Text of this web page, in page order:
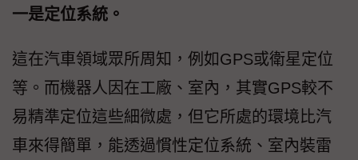
一是定位系統。
這在汽車領域眾所周知，例如GPS或衛星定位
等。而機器人因在工廠、室內，其實GPS較不
易精準定位這些細微處，但它所處的環境比汽
車來得簡單，能透過慣性定位系統、室內裝雷